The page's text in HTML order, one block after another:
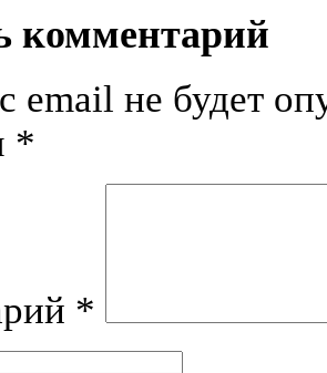
комментарий
email не будет
*
*